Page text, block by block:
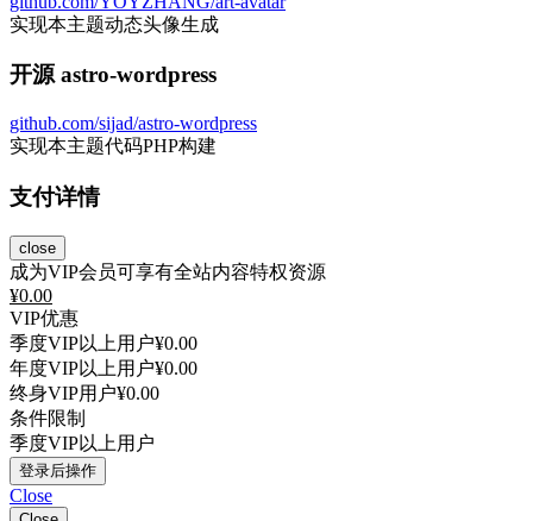
实现本主题动态头像生成
开源 astro-wordpress
github.com/sijad/astro-wordpress
实现本主题代码PHP构建
支付详情
close
成为VIP会员可享有全站内容特权资源
¥0.00
VIP优惠
季度VIP以上用户¥0.00
年度VIP以上用户¥0.00
终身VIP用户¥0.00
条件限制
季度VIP以上用户
登录后操作
Close